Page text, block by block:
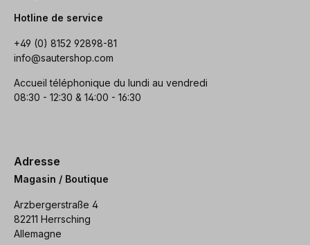
Hotline de service
+49 (0) 8152 92898-81
info@sautershop.com
Accueil téléphonique du lundi au vendredi
08:30 - 12:30 & 14:00 - 16:30
Adresse
Magasin / Boutique
Arzbergerstraße 4
82211 Herrsching
Allemagne